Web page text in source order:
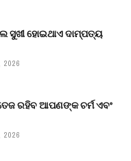
ସୁଖୀ ହୋଇଥାଏ ଦାମ୍ପତ୍ୟ
2026
ରହିବ ଆପଣଙ୍କ ଚର୍ମ ଏବଂ
2026